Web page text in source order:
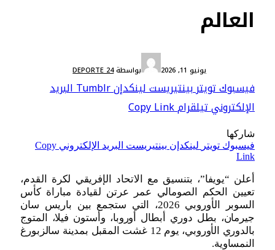
العالم
يونيو 11, 2026 بواسطةDEPORTE 24
فيسبوكتويتربينتيريستلينكدإنTumblrالبريد
الإلكترونيتيلقرامCopy Link
شاركها
فيسبوك تويتر لينكدإن بينتيريست البريد الإلكتروني Copy
Link
أعلن “يويفا”، بتنسيق مع الاتحاد الإفريقي لكرة القدم،
تعيين الحكم الصومالي عمر عرتن لقيادة مباراة كأس
السوبر الأوروبي 2026، التي ستجمع بين باريس سان
جيرمان، بطل دوري أبطال أوروبا، وأستون فيلا، المتوج
بالدوري الأوروبي، يوم 12 غشت المقبل بمدينة سالزبورغ
النمساوية.